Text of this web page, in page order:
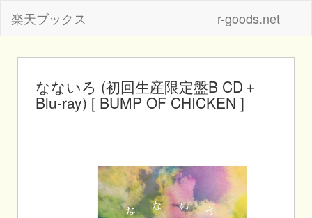
楽天ブックス r-goods.net
なないろ (初回生産限定盤B CD＋
Blu-ray) [ BUMP OF CHICKEN ]